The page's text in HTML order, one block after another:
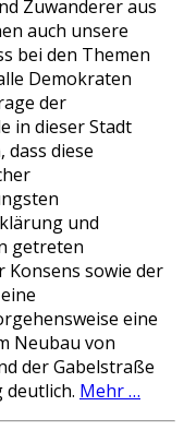
Zuwanderer aus
auch unsere
bei den Themen
Demokraten
der
in dieser Stadt
dass diese
und
getreten
Konsens sowie der
eine
Neubau von
der Gabelstraße
Mehr …